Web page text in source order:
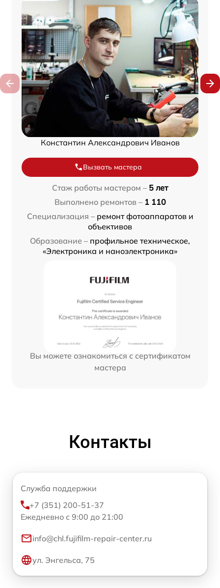
Константин Александрович Иванов
Вызвать мастера
Стаж работы мастером – 5 лет
Выполнено ремонтов – 1 110
Специализация – ремонт фотоаппаратов и
объективов
Образование – профильное техническое,
«Электроника и наноэлектроника»
Вы можете ознакомиться с сертификатом
мастера
Контакты
Служба поддержки
+7 (351) 200-51-37
Ежедневно с 9:00 до 21:00
info@chl.fujifilm-repair-center.ru
ул. Энгельса, 75